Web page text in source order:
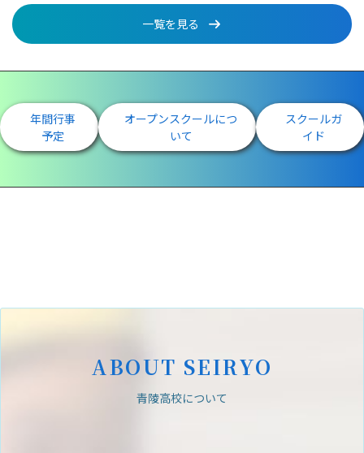
一覧を見る
年間行事
予定
オープンスクールにつ
いて
スクールガ
イド
ABOUT SEIRYO
青陵高校について